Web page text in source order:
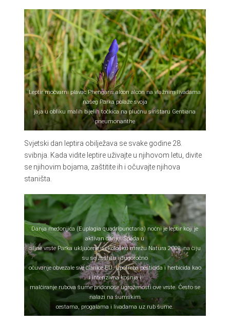
Leptir močvarni plavac Phengaris alcon alcon na vlažnim livadama
našeg Parka polaže svoja
jaja u obliku malih bijelih točkica na plućnu sirištaru Gentiana
pneumonanthe
Svjetski dan leptira obilježava se svake godine 28.
svibnja. Kada vidite leptire uživajte u njihovom letu, divite
se njihovim bojama, zaštitite ih i očuvajte njihova
staništa.
Danja medonjica (Euplagia quadripunctaria) noćni je leptir koji je
aktivan danju. Spada u
ciljne vrste Parka uključene u ekološku mrežu Natura 2000, na čiju
su se zaštitu i dugoročno
očuvanje obvezale sve članice EU. Upotreba pesticida i herbicida kao
i intenzivna košnja i
malčiranje rubova šume pridonose ugroženosti ove vrste. Često se
nalazi na šumskim
cestama, progalama i livadama uz rub šume.